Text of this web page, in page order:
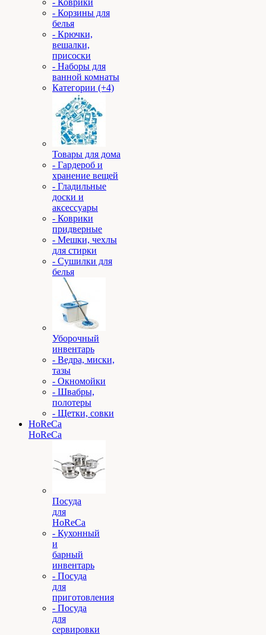
- Коврики
- Корзины для
белья
- Крючки,
вешалки,
присоски
- Наборы для
ванной комнаты
Категории (+4)
Товары для дома
- Гардероб и
хранение вещей
- Гладильные
доски и
аксессуары
- Коврики
придверные
- Мешки, чехлы
для стирки
- Сушилки для
белья
Уборочный
инвентарь
- Ведра, миски,
тазы
- Окномойки
- Швабры,
полотеры
- Щетки, совки
HoReCa
HoReCa
Посуда
для
HoReCa
- Кухонный
и
барный
инвентарь
- Посуда
для
приготовления
- Посуда
для
сервировки